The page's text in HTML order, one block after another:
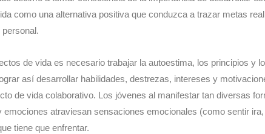
como una alternativa positiva que conduzca a trazar metas
de vida es necesario trabajar la autoestima, los principios y
así desarrollar habilidades, destrezas, intereses y
de vida colaborativo. Los jóvenes al manifestar tan diversas
emociones atraviesan sensaciones emocionales (como sentir
tiene que enfrentar.